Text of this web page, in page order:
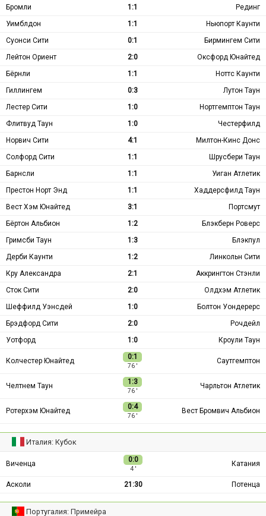
Бромли
1:1
Рединг
Уимблдон
1:1
Ньюпорт Каунти
Суонси Сити
0:1
Бирмингем Сити
Лейтон Ориент
2:0
Оксфорд Юнайтед
Бёрнли
1:1
Ноттс Каунти
Гиллингем
0:3
Лутон Таун
Лестер Сити
1:0
Нортгемптон Таун
Флитвуд Таун
1:0
Честерфилд
Норвич Сити
4:1
Милтон-Кинс Донс
Солфорд Сити
1:1
Шрусбери Таун
Барнсли
1:1
Уиган Атлетик
Престон Норт Энд
1:1
Хаддерсфилд Таун
Вест Хэм Юнайтед
3:1
Портсмут
Бёртон Альбион
1:2
Блэкберн Роверс
Гримсби Таун
1:3
Блэкпул
Дерби Каунти
1:2
Линкольн Сити
Кру Александра
2:1
Аккрингтон Стэнли
Сток Сити
2:0
Олдхэм Атлетик
Шеффилд Уэнсдей
1:0
Болтон Уондерерс
Брэдфорд Сити
2:0
Рочдейл
Уотфорд
1:0 Кроули Таун
Колчестер Юнайтед 0:1
76 ′
Саутгемптон
Челтнем Таун 1:3
76 ′
Чарльтон Атлетик
Ротерхэм Юнайтед 0:4
76 ′
Вест Бромвич Альбион
Италия: Кубок
Виченца 0:0
4 ′
Катания
Асколи 21:30 Потенца
Португалия: Примейра